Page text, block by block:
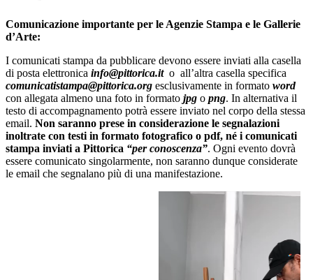
Comunicazione importante per le Agenzie Stampa e le Gallerie
d’Arte:
I comunicati stampa da pubblicare devono essere inviati alla casella
di posta elettronica info@pittorica.ito all’altra casella specifica
comunicatistampa@pittorica.org esclusivamente in formato word
con allegata almeno una foto in formato jpg o png. In alternativa il
testo di accompagnamento potrà essere inviato nel corpo della stessa
email. Non saranno prese in considerazione le segnalazioni
inoltrate con testi in formato fotografico o pdf, né i comunicati
stampa inviati a Pittorica “per conoscenza”. Ogni evento dovrà
essere comunicato singolarmente, non saranno dunque considerate
le email che segnalano più di una manifestazione.